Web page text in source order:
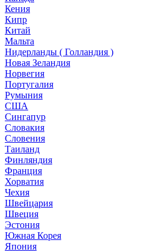
Кения
Кипр
Китай
Мальта
Нидерланды ( Голландия )
Новая Зеландия
Норвегия
Португалия
Румыния
США
Сингапур
Словакия
Словения
Таиланд
Финляндия
Франция
Хорватия
Чехия
Швейцария
Швеция
Эстония
Южная Корея
Япония